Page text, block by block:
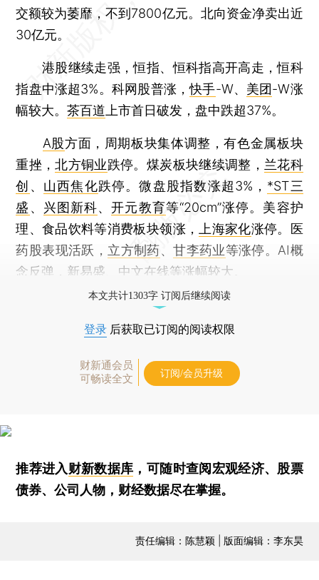
交额较为萎靡，不到7800亿元。北向资金净卖出近
30亿元。
港股继续走强，恒指、恒科指高开高走，恒科
指盘中涨超3%。科网股普涨，快手-W、 美团-W涨
幅较大。茶百道 上市首日破发，盘中跌超37%。
A股方面，周期板块集体调整，有色金属板块
重挫，北方铜业跌停。煤炭板块继续调整， 兰花科
创 、 山西焦化跌停。微盘股指数涨超3%， *ST三
盛 、 兴图新科、开元教育等“20cm”涨停。美容护
理、食品饮料等消费板块领涨，
上海家化涨停。医
药股表现活跃， 立方制药、甘李药业等涨停。AI概
念反弹， 新易盛 中文在线等涨幅较大。
本文共计1303字 订阅后继续阅读
登录 后获取已订阅的阅读权限
财新通会员
可畅读全文
订阅/会员升级
推荐进入财新数据库 ，可随时查阅宏观经济、股票
债券、公司人物，财经数据尽在掌握。
责任编辑：陈慧颖 | 版面编辑：李东昊